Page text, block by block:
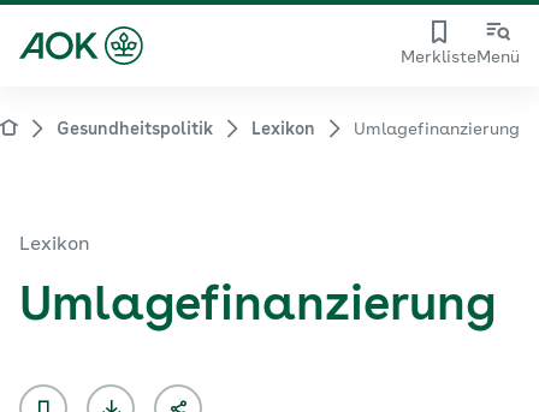
MerklisteMenü
Gesundheitspolitik Lexikon Umlagefinanzierung
Lexikon
Umlagefinanzierung